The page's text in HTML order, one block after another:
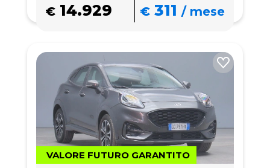
€ 14.929 € 311 /mese
VALORE FUTURO GARANTITO